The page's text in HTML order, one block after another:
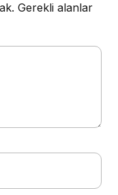
Gerekli alanlar